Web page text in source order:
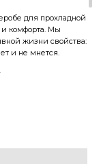
для прохладной
и комфорта. Мы
жизни свойства:
и не мнется.
оно отлично